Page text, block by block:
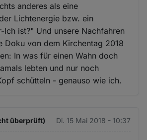
anderes als eine
Lichtenergie bzw. ein
Ich ist?" Und unsere Nachfahren
Doku von dem Kirchentag 2018
In was für einen Wahn doch
lebten und nur noch
schütteln - genauso wie ich.
überprüft) Di. 15 Mai 2018 - 10:37